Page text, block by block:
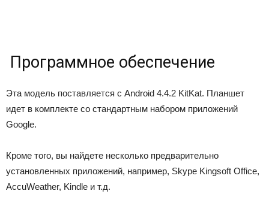
Программное обеспечение
Эта модель поставляется с Android 4.4.2 KitKat. Планшет
идет в комплекте со стандартным набором приложений
Google.
Кроме того, вы найдете несколько предварительно
установленных приложений, например, Skype Kingsoft Office,
AccuWeather, Kindle и т.д.